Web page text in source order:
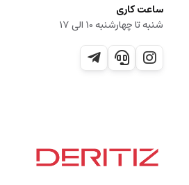
ساعت کاری
شنبه تا چهارشنبه 10 الی 17